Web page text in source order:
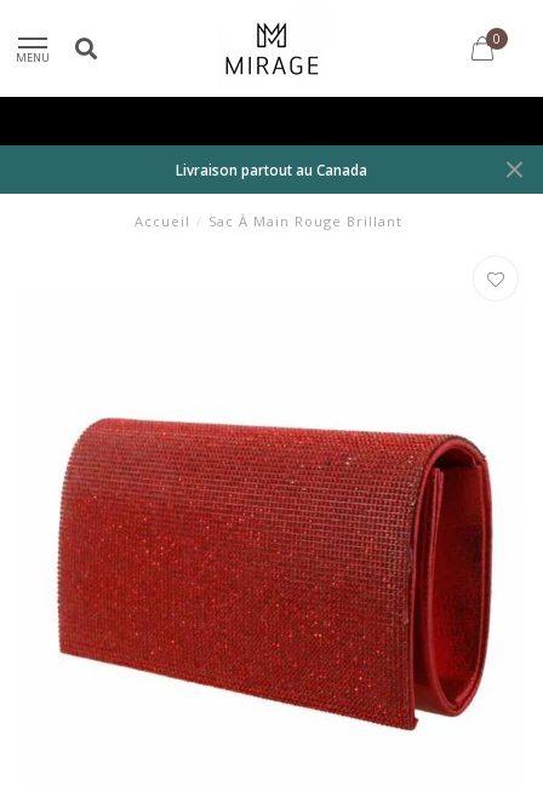
MENU
0
Livraison partout au Canada
Accueil / Sac À Main Rouge Brillant